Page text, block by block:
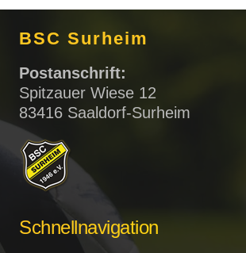
BSC Surheim
Postanschrift:
Spitzauer Wiese 12
83416 Saaldorf-Surheim
Schnellnavigation